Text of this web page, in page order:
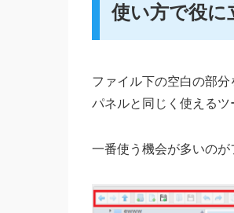
使い方で役に
ファイル下の空白の部
パネルと同じく使えるツ
一番使う機会が多いのが